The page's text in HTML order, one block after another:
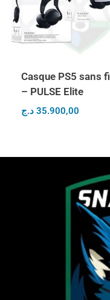
Casque PS5 sans fil
– PULSE Elite
35.900,00 د.ج